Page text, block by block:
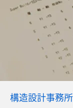
構造設計事務